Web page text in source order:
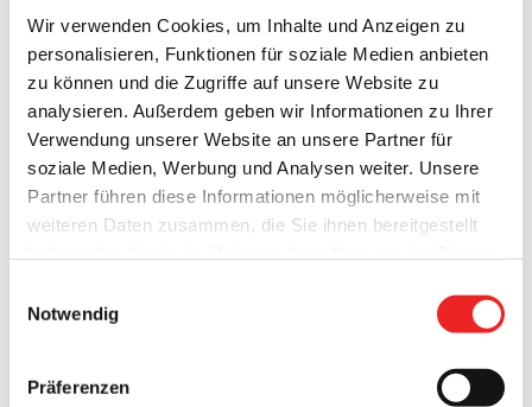
Wir verwenden Cookies, um Inhalte und Anzeigen zu
personalisieren, Funktionen für soziale Medien anbieten
zu können und die Zugriffe auf unsere Website zu
analysieren. Außerdem geben wir Informationen zu Ihrer
Verwendung unserer Website an unsere Partner für
soziale Medien, Werbung und Analysen weiter. Unsere
Partner führen diese Informationen möglicherweise mit
weiteren Daten zusammen, die Sie ihnen bereitgestellt
werden auch bei der Auswahl von
gesetzt.
Notwendig
Präferenzen